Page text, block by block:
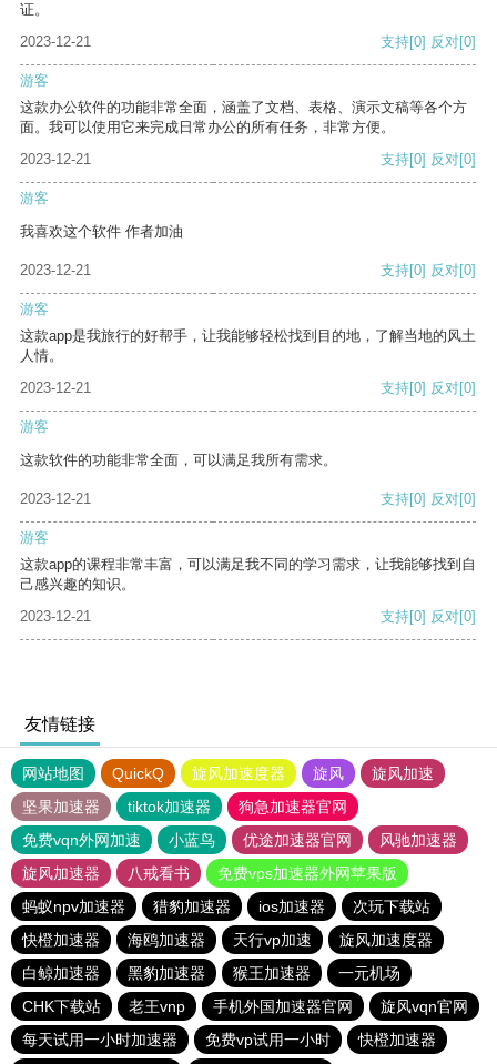
证。
2023-12-21
支持[0] 反对[0]
游客
这款办公软件的功能非常全面，涵盖了文档、表格、演示文稿等各个方
面。我可以使用它来完成日常办公的所有任务，非常方便。
2023-12-21
支持[0] 反对[0]
游客
我喜欢这个软件 作者加油
2023-12-21 支持[0] 反对[0]
游客
这款app是我旅行的好帮手，让我能够轻松找到目的地，了解当地的风土
人情。
2023-12-21
支持[0] 反对[0]
游客
这款软件的功能非常全面，可以满足我所有需求。
2023-12-21 支持[0] 反对[0]
游客
这款app的课程非常丰富，可以满足我不同的学习需求，让我能够找到自
己感兴趣的知识。
2023-12-21
支持[0] 反对[0]
友情链接
网站地图 QuickQ 旋风加速度器 旋风
旋风加速
坚果加速器
tiktok加速器
狗急加速器官网
免费vqn外网加速
小蓝鸟 优途加速器官网
风驰加速器
旋风加速器
八戒看书
免费vps加速器外网苹果版
蚂蚁npv加速器
猎豹加速器 ios加速器
次玩下载站
快橙加速器
海鸥加速器 天行vp加速
旋风加速度器
白鲸加速器
黑豹加速器 猴王加速器
一元机场
CHK下载站
老王vnp 手机外国加速器官网
旋风vqn官网
每天试用一小时加速器
免费vp试用一小时 快橙加速器